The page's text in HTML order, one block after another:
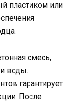
пластиком или
смесь,
воды.
гарантирует
После